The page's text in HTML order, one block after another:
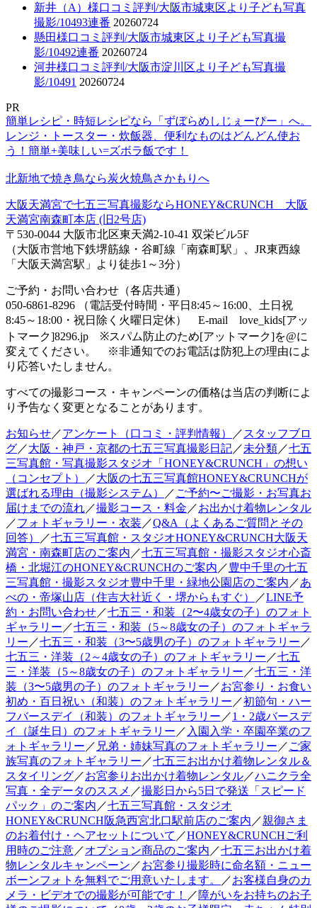
新井（A）様口コミ評判/大阪市城東区より子ども写真
撮影/10493連番 20260724
懸田様口コミ評判/大阪市城東区より子ども写真撮
影/10492連番 20260724
河井様口コミ評判/大阪市淀川区より子ども写真撮
影/10491 20260724
PR
簡単レシピ・時短レシピなら「ずぼらめしじぇーぴー」へ。
レンジ・トースター・炊飯器、便利なものはどんどん使お
う！簡単+美味しい=ズボラ飯です！
北新地で焼き鳥なら炭火焼鳥さかもりへ
大阪天満宮で七五三写真撮影ならHONEY&CRUNCH 大阪
天満宮南森町本店 (旧2号店)
〒530-0044 大阪市北区東天満2-10-41 双栄ビル5F
（大阪市営地下鉄堺筋線・谷町線「南森町駅」、JR東西線
「大阪天満宮駅」より徒歩1～3分）
ご予約・お問い合わせ（各店共通）
050-6861-8296 （電話受付時間・平日8:45～16:00、土日祝
8:45～18:00・祝日除く火曜日定休） E-mail love_kids[アッ
トマーク]8296.jp ※スパム防止のため[アットマーク]を@に
変えてください。 ※非通知でのお電話は防犯上の理由によ
り応答いたしません。
すべての撮影コース・キャンペーンの価格は当店の判断によ
り予告なく変更となることがあります。
お知らせ／アンケート（口コミ・評判情報） ／ スタッフブロ
グ／大阪・神戸・京都の七五三写真撮影日記／未分類／七五
三写真館・写真撮影スタジオ「HONEY&CRUNCH」の想い
（コンセプト）
／大阪の七五三写真館HONEY&CRUNCHが
選ばれる理由（撮影システム）
／ ご予約〜ご撮影・お写真お
届けまでの流れ／撮影コース・料金 ／お出かけ着物レンタル
／フォトギャラリー・衣装 ／Q&A（よくあるご質問とその
回答）
／七五三写真館・スタジオHONEY&CRUNCH大阪天
満宮・南森町店のご案内 ／七五三写真館・撮影スタジオ心斎
橋・北堀江のHONEY&CRUNCHのご案内 ／豊中千里の七五
三写真館・撮影スタジオ豊中千里・緑地公園店のご案内 ／あ
べの・帝塚山店（住吉大社近く・堺からもすぐ）
／LINE予
約・お問い合わせ／七五三・和装（2〜4歳女の子）のフォト
ギャラリー ／七五三・和装（5～8歳女の子）のフォトギャラ
リー ／七五三・和装（3〜5歳男の子）のフォトギャラリー ／
七五三・洋装（2～4歳女の子）のフォトギャラリー ／七五
三・洋装（5～8歳女の子）のフォトギャラリー ／七五三・洋
装（3〜5歳男の子）のフォトギャラリー ／お宮参り・お食い
初め・百日祝い（和装）のフォトギャラリー ／初節句・ハー
フバースデイ（和装）のフォトギャラリー ／1・2歳バースデ
イ（誕生日）のフォトギャラリー ／ 入園入学・卒園卒業のフ
ォトギャラリー ／ 兄弟・姉妹写真のフォトギャラリー ／ ご家
族写真のフォトギャラリー ／七五三お出かけ着物レンタル＆
スタイリング／お宮参りお出かけ着物レンタル／ハニクラ全
写真・全データのススメ ／撮影日から5日で発送「スピード
パック」のご案内 ／七五三写真館・スタジオ
HONEY&CRUNCH阪急西宮北口駅前店のご案内 ／親御さま
のお着付け・ヘアセットについて ／HONEY&CRUNCHご利
用時のご注意／オプション商品のご案内 ／七五三お出かけ着
物レンタルキャンペーン ／お宮参り撮影時に命名額・ニュー
ボーンフォトを無料でご用意いたします。
／お客様自身のカ
メラ・ビデオでの撮影が可能です！ ／障がいをお持ちのお子